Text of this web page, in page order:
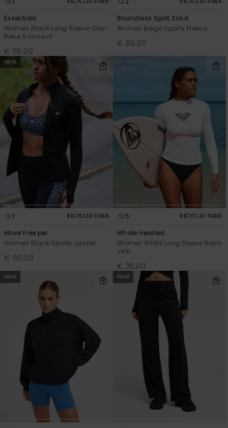
Essentials
Women Black Long Sleeve One-
Piece Swimsuit
€ 65,00
Boundless Spirit Solid
Women Beige Sports Fleece
€ 80,00
NEW
1 RECYCLED FIBER
Move Free per
Women Black Sports Jacket
€ 60,00
5 RECYCLED FIBER
Whole Hearted
Women White Long Sleeve Rash
Vest
€ 35,00
NEW NEW